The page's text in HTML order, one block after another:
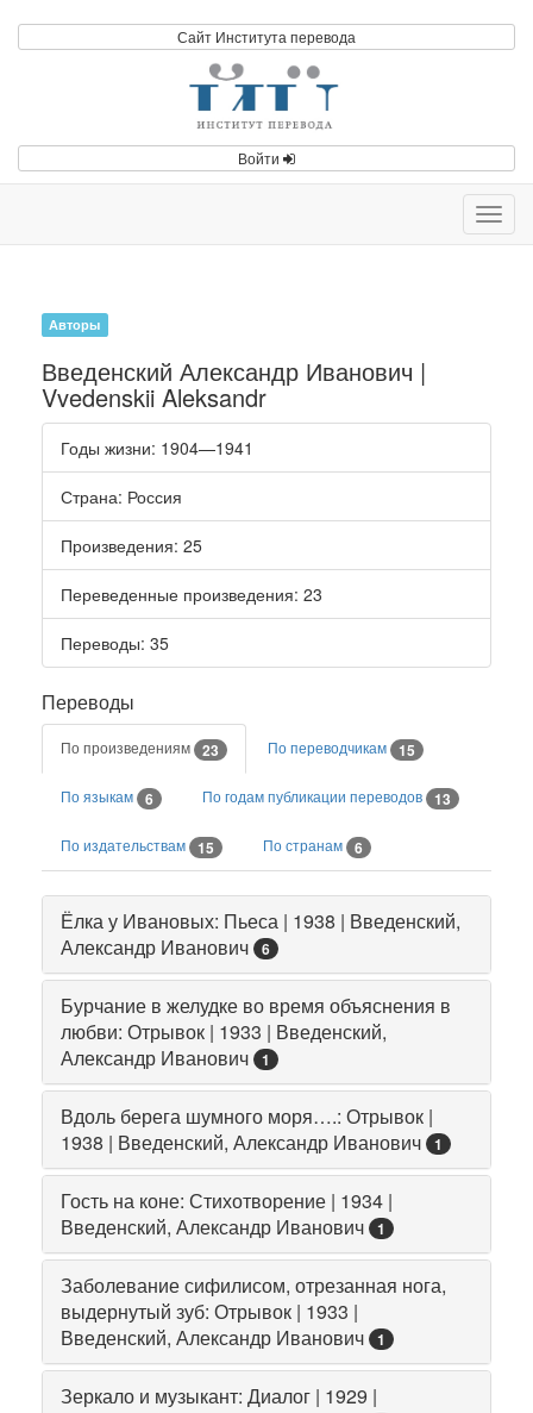
Сайт Института перевода
Войти
Авторы
Введенский Александр Иванович |
Vvedenskii Aleksandr
Годы жизни: 1904—1941
Страна: Россия
Произведения: 25
Переведенные произведения: 23
Переводы: 35
Переводы
По произведениям 23 По переводчикам 15
По языкам 6 По годам публикации переводов 13
По издательствам 15 По странам 6
Ёлка у Ивановых: Пьеса | 1938 | Введенский,
Александр Иванович
6
Бурчание в желудке во время объяснения в
любви: Отрывок | 1933 | Введенский,
Александр Иванович
1
Вдоль берега шумного моря….: Отрывок |
1938 | Введенский, Александр Иванович
1
Гость на коне: Стихотворение | 1934 |
Введенский, Александр Иванович
1
Заболевание сифилисом, отрезанная нога,
выдернутый зуб: Отрывок | 1933 |
Введенский, Александр Иванович
1
Зеркало и музыкант: Диалог | 1929 |